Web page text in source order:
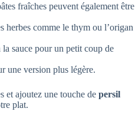
fraîches peuvent également être
herbes comme le thym ou l’origan
la sauce pour un petit coup de
une version plus légère.
et ajoutez une touche de persil
plat.